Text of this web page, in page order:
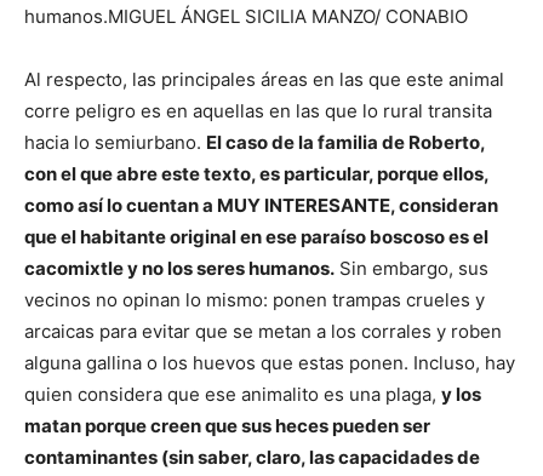
humanos.MIGUEL ÁNGEL SICILIA MANZO/ CONABIO
Al respecto, las principales áreas en las que este animal
corre peligro es en aquellas en las que lo rural transita
hacia lo semiurbano. El caso de la familia de Roberto,
con el que abre este texto, es particular, porque ellos,
como así lo cuentan a MUY INTERESANTE, consideran
que el habitante original en ese paraíso boscoso es el
cacomixtle y no los seres humanos. Sin embargo, sus
vecinos no opinan lo mismo: ponen trampas crueles y
arcaicas para evitar que se metan a los corrales y roben
alguna gallina o los huevos que estas ponen. Incluso, hay
quien considera que ese animalito es una plaga, y los
matan porque creen que sus heces pueden ser
contaminantes (sin saber, claro, las capacidades de